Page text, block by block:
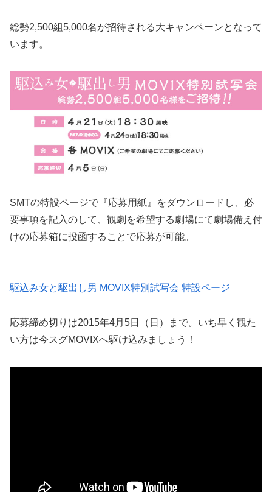
総勢2,500組5,000名が招待される大キャンペーンとなって
います。
SMTの特設ページで『応募用紙』をダウンロードし、必
要事項を記入のして、観劇を希望する劇場にて劇場備え付
けの応募箱に投函することで応募が可能。
駆込み女と駆出し男 MOVIX特別試写会 特設ページ
応募締め切りは2015年4月5日（日）まで。いち早く観た
い方は今スグMOVIXへ駆け込みましょう！